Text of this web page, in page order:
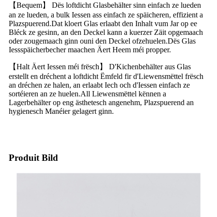
【Bequem】 Dës loftdicht Glasbehälter sinn einfach ze lueden
an ze lueden, a bulk Iessen ass einfach ze späicheren, effizient a
Plazspuerend.Dat kloert Glas erlaabt den Inhalt vum Jar op ee
Bléck ze gesinn, an den Deckel kann a kuerzer Zäit opgemaach
oder zougemaach ginn ouni den Deckel ofzehuelen.Dës Glas
Iessspäicherbecher maachen Äert Heem méi propper.
【Halt Äert Iessen méi frësch】 D'Kichenbehälter aus Glas
erstellt en dréchent a loftdicht Ëmfeld fir d'Liewensmëttel frësch
an dréchen ze halen, an erlaabt Iech och d'Iessen einfach ze
sortéieren an ze huelen.All Liewensmëttel kënnen a
Lagerbehälter op eng ästhetesch angenehm, Plazspuerend an
hygienesch Manéier gelagert ginn.
Produit Bild